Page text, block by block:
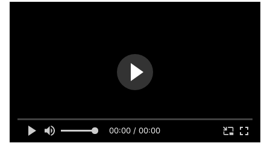
PUENTE DE AMISTAD
HISTORIAS MULTIMEDIA
00:00 / 00:00